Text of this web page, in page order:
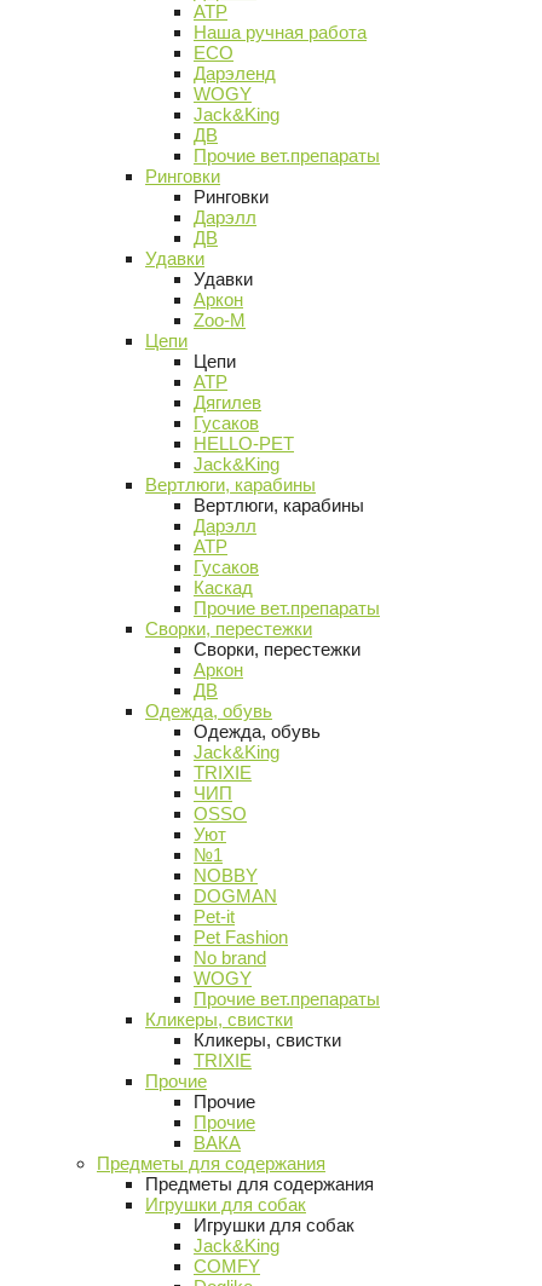
АТР
Наша ручная работа
ECO
Дарэленд
WOGY
Jack&King
ДВ
Прочие вет.препараты
Ринговки
Ринговки
Дарэлл
ДВ
Удавки
Удавки
Аркон
Zoo-M
Цепи
Цепи
АТР
Дягилев
Гусаков
HELLO-PET
Jack&King
Вертлюги, карабины
Вертлюги, карабины
Дарэлл
АТР
Гусаков
Каскад
Прочие вет.препараты
Сворки, перестежки
Сворки, перестежки
Аркон
ДВ
Одежда, обувь
Одежда, обувь
Jack&King
TRIXIE
ЧИП
OSSO
Уют
№1
NOBBY
DOGMAN
Pet-it
Pet Fashion
No brand
WOGY
Прочие вет.препараты
Кликеры, свистки
Кликеры, свистки
TRIXIE
Прочие
Прочие
Прочие
ВАКА
Предметы для содержания
Предметы для содержания
Игрушки для собак
Игрушки для собак
Jack&King
COMFY